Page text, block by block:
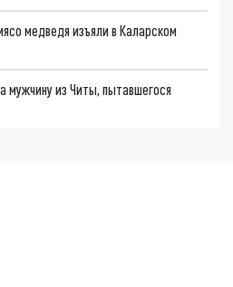
медведя изъяли в Каларском
мужчину из Читы, пытавшегося